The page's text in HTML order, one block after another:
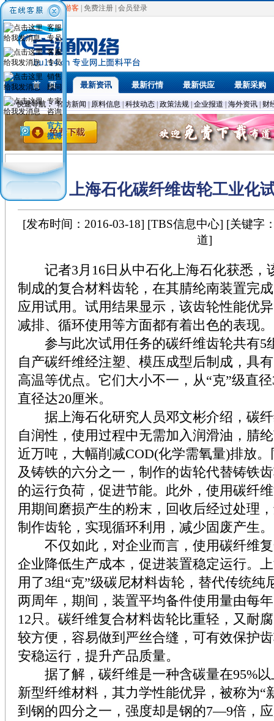
欢迎光临，游客 免费注册 会员登录
首 页 最新资讯 最新行情 最新供应 最新采购
快速导航： 轻纺新闻 原料信息 科技动态 政策法规 企业报道 海外资讯 财
上海石化碳纤维齿轮工业化
[发布时间：2016-03-18] [TBS信息中心] [关键字
道]
记者3月16日从中石化上海石化获悉，
制成的复合材料齿轮，在其腈纶南装置完
应用试用。试用结果显示，该齿轮性能优
减排、循环使用等方面都有着出色的表现。
参与此次试用任务的碳纤维齿轮共有5
自产碳纤维经注塑、模压成型后制成，具
高温等优点。它们大小不一，从“克”级直
直径达20厘米。
据上海石化研究人员邓文彬介绍，碳纤
自润性，使用过程中无需加入润滑油，腈
近万吨，大幅削减COD(化学需氧量)排放
及铸铁的六分之一，制作的齿轮代替铸铁
的运行负荷，促进节能。此外，使用碳纤
用期间磨损产生的粉末，回收后经过处理
制作齿轮，实现循环利用，减少固废产生。
不仅如此，对企业而言，使用碳纤维复
企业降低生产成本，促进装置稳定运行。
用了3组“克”级碳尼材料齿轮，替代传统纯
两周年，期间，装置平均备件使用量由每
12只。碳纤维复合材料齿轮比重轻，又耐
较方便，容易做到严丝合缝，可有效保护
安稳运行，提升产品质量。
据了解，碳纤维是一种含碳量在95%以
新型纤维材料，其力学性能优异，被称为“
到钢的四分之一，强度却是钢的7—9倍，
客服
专员
客服
专员
销售
顾问
专家
咨询
官方
微博